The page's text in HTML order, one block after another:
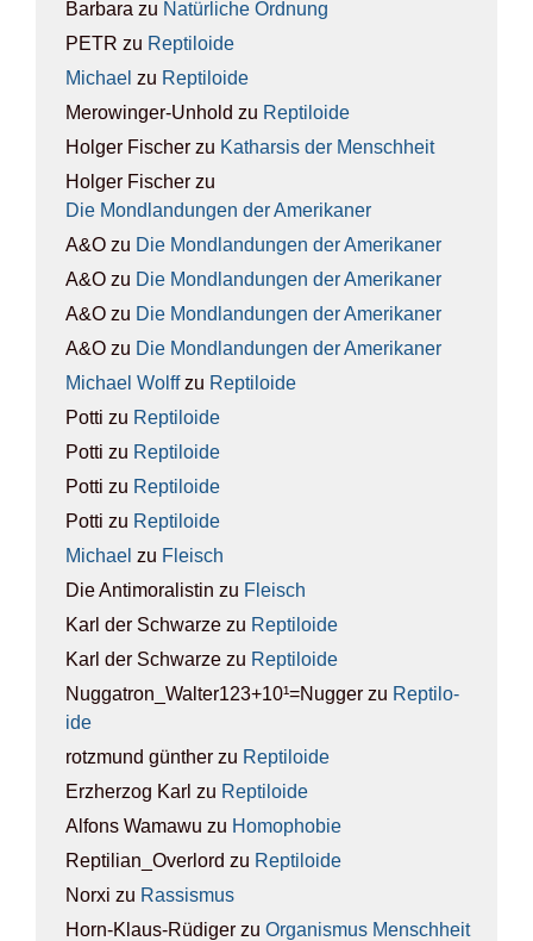
Barbara zu Natür­li­che Ord­nung
PETR zu Rep­ti­lo­ide
Michael zu Rep­ti­lo­ide
Merowinger-Unhold zu Rep­ti­lo­ide
Holger Fischer zu Kathar­sis der Mensch­heit
Holger Fischer zu
Die Mond­lan­dun­gen der Ame­ri­ka­ner
A&O zu Die Mond­lan­dun­gen der Ame­ri­ka­ner
A&O zu Die Mond­lan­dun­gen der Ame­ri­ka­ner
A&O zu Die Mond­lan­dun­gen der Ame­ri­ka­ner
A&O zu Die Mond­lan­dun­gen der Ame­ri­ka­ner
Michael Wolffzu Rep­ti­lo­ide
Potti zu Rep­ti­lo­ide
Potti zu Rep­ti­lo­ide
Potti zu Rep­ti­lo­ide
Potti zu Rep­ti­lo­ide
Michael zu Fleisch
Die Antimoralistin zu Fleisch
Karl der Schwarze zu Rep­ti­lo­ide
Karl der Schwarze zu Rep­ti­lo­ide
Nuggatron_Walter123+10¹=Nugger zu Rep­ti­lo­
ide
rotzmund günther zu Rep­ti­lo­ide
Erzherzog Karl zu Rep­ti­lo­ide
Alfons Wamawu zu Homo­pho­bie
Reptilian_Overlord zu Rep­ti­lo­ide
Norxi zu Ras­sis­mus
Horn-Klaus-Rüdiger zu Orga­nis­mus Mensch­heit